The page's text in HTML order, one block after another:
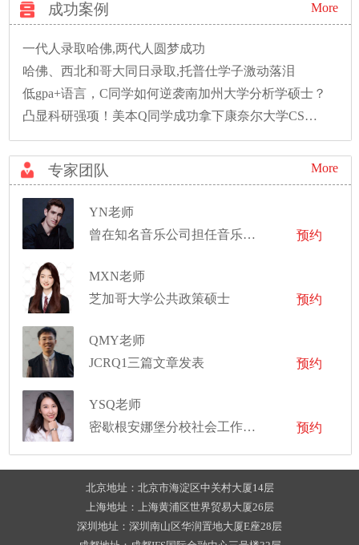
成功案例 More
一代人录取哈佛,两代人圆梦成功
哈佛、西北和哥大同日录取,托普仕学子激动落泪
低gpa+语言，C同学如何逆袭南加州大学分析学硕士？
凸显科研强项！美本Q同学成功拿下康奈尔大学CS硕士录取！
专家团队 More
YN老师
曾在知名音乐公司担任音乐制作
预约
MXN老师
芝加哥大学公共政策硕士
预约
QMY老师
JCRQ1三篇文章发表
预约
YSQ老师
密歇根安娜堡分校社会工作硕士
预约
北京地址：北京市海淀区中关村大厦14层
上海地址：上海黄浦区世界贸易大厦26层
深圳地址：深圳南山区华润置地大厦E座28层